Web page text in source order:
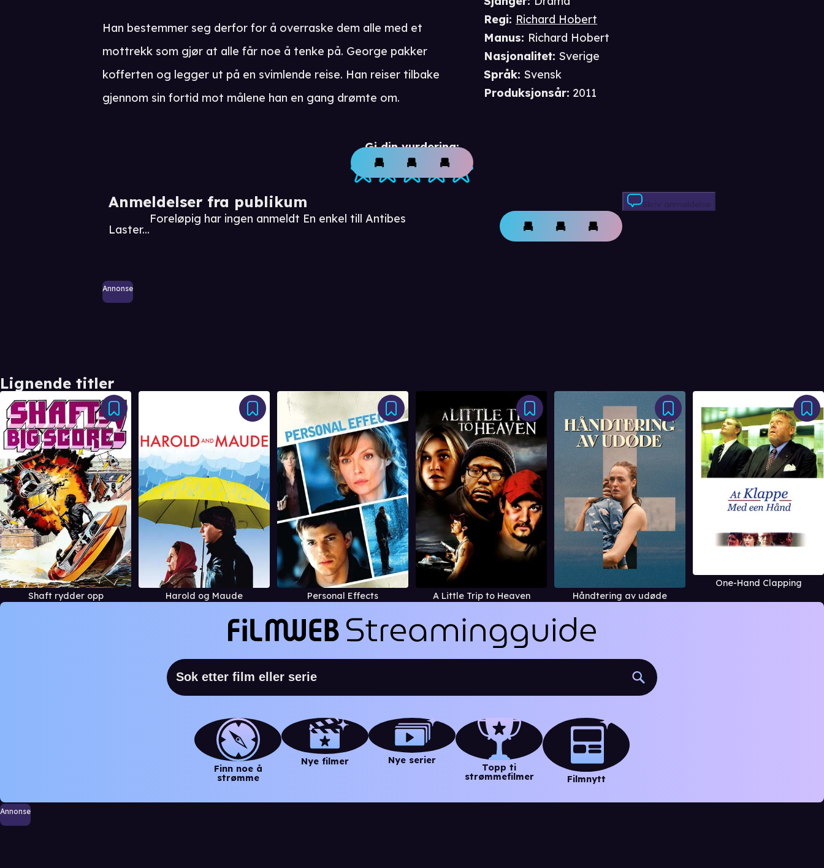
Gi din vurdering:
Anmeldelser fra publikum
Laster...
Foreløpig har ingen anmeldt En enkel till Antibes
Skriv anmeldelse
Annonse
Regi: Richard Hobert
Manus: Richard Hobert
Nasjonalitet: Sverige
Språk: Svensk
Produksjonsår: 2011
Han bestemmer seg derfor for å overraske dem alle med et
mottrekk som gjør at alle får noe å tenke på. George pakker
kofferten og legger ut på en svimlende reise. Han reiser tilbake
gjennom sin fortid mot målene han en gang drømte om.
Lignende titler
Shaft rydder opp Harold og Maude Personal Effects A Little Trip to Heaven Håndtering av udøde
One-Hand Clapping
Finn noe å
strømme
Nye filmer Nye serier
Topp ti
strømmefilmer
Filmnytt
Annonse